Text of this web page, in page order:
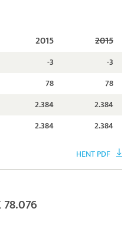
2015 2015
-3
-3
78
78
2.384
2.384
2.384 2.384
HENT PDF